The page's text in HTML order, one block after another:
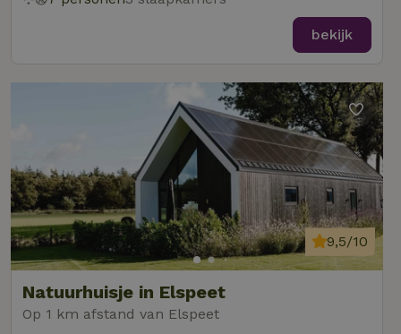
bekijk
Natuurhuisje in Elspeet
Op 1 km afstand van Elspeet
9,5/10